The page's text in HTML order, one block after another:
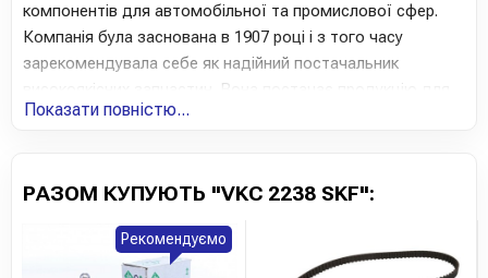
компонентів для автомобільної та промислової сфер.
Компанія була заснована в 1907 році і з того часу
зарекомендувала себе як надійний постачальник
високоякісних запчастин. Вона постачає продукцію для
автосервісів, оригінальних виробників (OEM) та кінцевих
постійними інноваціями у сфері розробки та виробництва
підшипників і інших компонентів. Завдяки великому
Показати повністю...
РАЗОМ КУПУЮТЬ "VKC 2238 SKF":
Рекомендуємо